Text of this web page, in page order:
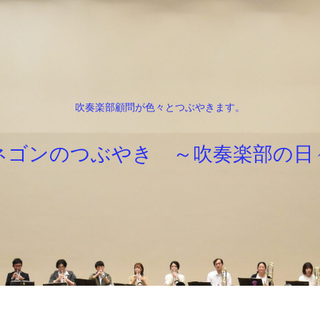
吹奏楽部顧問が色々とつぶやきます。
ゴンのつぶやき ～吹奏楽部の日